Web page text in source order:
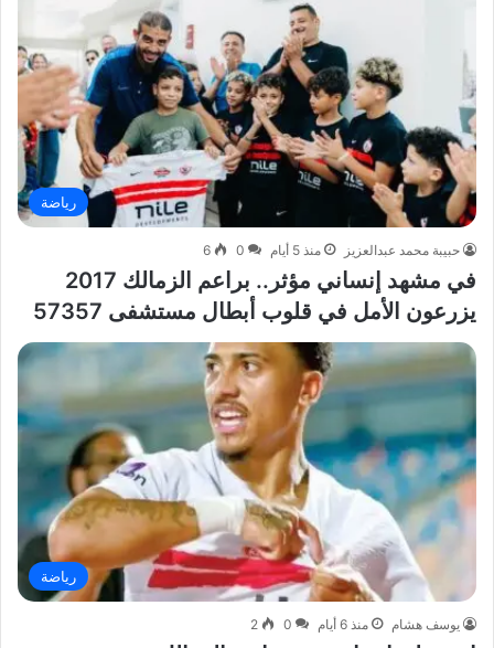
رياضة
حبيبة محمد عبدالعزيز منذ 5 أيام 0
6
في مشهد إنساني مؤثر.. براعم الزمالك 2017
يزرعون الأمل في قلوب أبطال مستشفى 57357
رياضة
يوسف هشام منذ 6 أيام 0
2